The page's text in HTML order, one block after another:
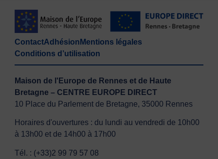
ContactAdhésion Mentions légales
Conditions d’utilisation
Maison de l'Europe de Rennes et de Haute
Bretagne – CENTRE EUROPE DIRECT
10 Place du Parlement de Bretagne, 35000 Rennes
Horaires d'ouvertures : du lundi au vendredi de 10h00
à 13h00 et de 14h00 à 17h00
Tél. : (+33)2 99 79 57 08